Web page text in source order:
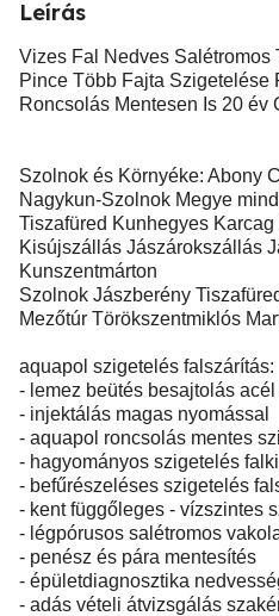
Leírás
Vizes Fal Nedves Salétromos
Pince Több Fajta Szigetelése
Roncsolás Mentesen Is 20 év
Szolnok és Környéke: Abony
Nagykun-Szolnok Megye
Tiszafüred Kunhegyes
Kisújszállás Jászárokszállás
Kunszentmárton
Szolnok Jászberény
Mezőtúr Törökszentmiklós
aquapol szigetelés falszárítás:
- lemez beütés besajtolás acél
- injektálás magas nyomással
- aquapol roncsolás mentes
- hagyományos szigetelés
- befűrészeléses szigetelés
- kent függőleges - vízszintes
- légpórusos salétromos
- penész és pára mentesítés
- épületdiagnosztika
- adás vételi átvizsgálás